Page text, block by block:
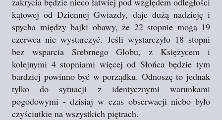
kątowej od Dziennej Gwiazdy, daje dużą nadzieję i
spycha między bajki obawy, że 22 stopnie mogą 19
czerwca nie wystarczyć. Jeśli wystarczyło 18 stopni
bez wsparcia Srebrnego Globu, z Księżycem i
kolejnymi 4 stopniami więcej od Słońca będzie tym
bardziej powinno być w porządku. Odnoszę to jednak
tylko do sytuacji z identycznymi warunkami
pogodowymi - dzisiaj w czas obserwacji niebo było
czyściutkie na wszystkich piętrach.